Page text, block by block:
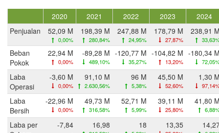
2020 2021 2022 2023
2024
Penjualan
52,09 M
0,00%
198,39 M
280,84%
247,88 M
24,95%
178,79 M
27,87%
238,91
Beban
Pokok
22,94 M
0,00%
-89,28 M
489,10%
-120,77 M
35,27%
-104,82 M
13,20%
-180,34
Laba
Operasi
-3,60 M
0,00%
91,10 M
2.630,56%
96 M
5,38%
45,50 M
52,60%
1,30
Laba
Bersih
-22,96 M
0,00%
49,73 M
316,58%
52,71 M
5,99%
39,11 M
25,80%
41,80
Laba per
-7,84 16,98 18 13,35